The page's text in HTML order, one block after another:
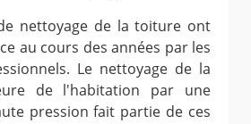
nettoyage de la toiture ont
au cours des années par les
Le nettoyage de la
de l'habitation par une
pression fait partie de ces